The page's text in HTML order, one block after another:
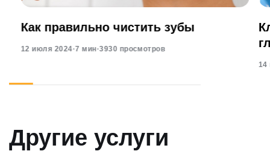
Как правильно чистить зубы
12 июля 2024·7 мин·3930 просмотров
14
Другие услуги